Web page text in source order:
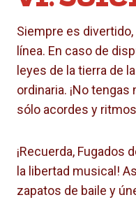
Siempre es
línea. En caso de
leyes de la tierra de
ordinaria. ¡No
sólo acordes y
¡Recuerda, Fugados
la libertad musical!
zapatos de baile y